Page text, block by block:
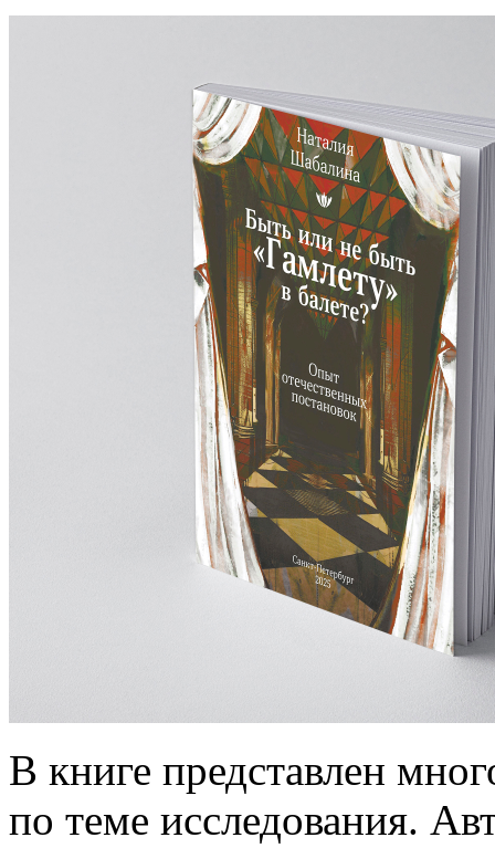
В книге представлен
по теме исследования.